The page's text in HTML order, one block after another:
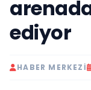
ediyor
HABER MERKEZI